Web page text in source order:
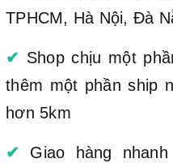
TPHCM, Hà Nội, Đà
✔ Shop chịu một
thêm một phần ship
hơn 5km
✔ Giao hàng